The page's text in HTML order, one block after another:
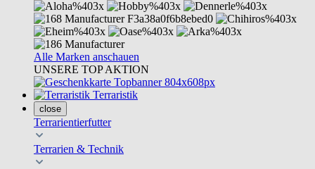
Alle Marken anschauen
UNSERE TOP AKTION
Terraristik
close
Terrarientierfutter
Terrarien & Technik